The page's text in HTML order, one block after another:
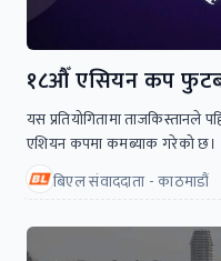
१८औँ एसियन कप
यस प्रतियोगितामा
एशियन कपमा कमब्याक गरेको छ।
बिएल संवाददाता - काठमाडौं